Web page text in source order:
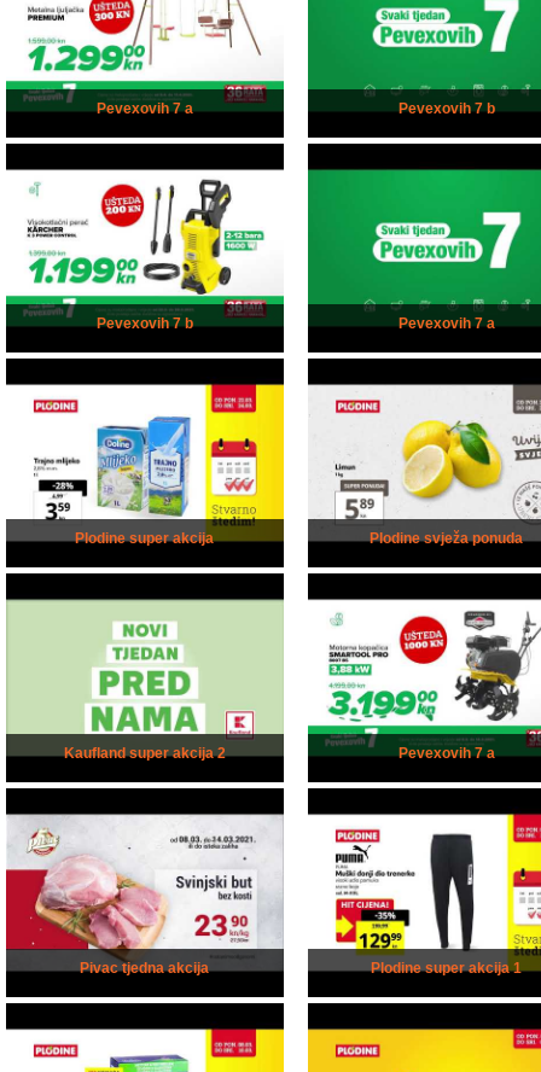
Pevexovih 7 a Pevexovih 7 b
Pevexovih 7 b Pevexovih 7 a
Plodine super akcija Plodine svježa ponuda
Kaufland super akcija 2 Pevexovih 7 a
Pivac tjedna akcija Plodine super akcija 1